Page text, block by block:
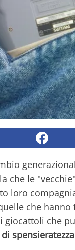
che le
loro
che
giocattoli che